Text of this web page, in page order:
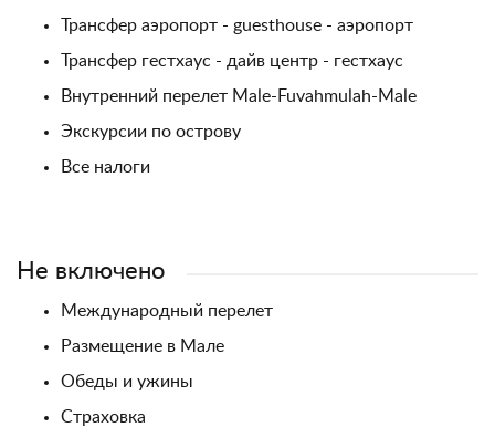
Трансфер аэропорт - guesthouse - аэропорт
Трансфер гестхаус - дайв центр - гестхаус
Внутренний перелет Male-Fuvahmulah-Male
Экскурсии по острову
Все налоги
Не включено
Международный перелет
Размещение в Мале
Обеды и ужины
Страховка